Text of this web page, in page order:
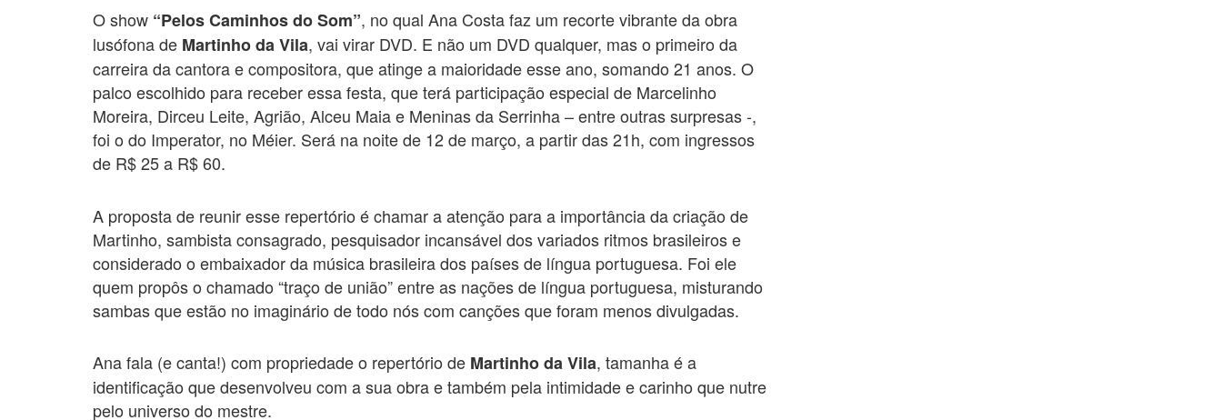
O show “Pelos Caminhos do Som”, no qual Ana Costa faz um recorte vibrante da obra
lusófona de Martinho da Vila, vai virar DVD. E não um DVD qualquer, mas o primeiro da
carreira da cantora e compositora, que atinge a maioridade esse ano, somando 21 anos. O
palco escolhido para receber essa festa, que terá participação especial de Marcelinho
Moreira, Dirceu Leite, Agrião, Alceu Maia e Meninas da Serrinha – entre outras surpresas -,
foi o do Imperator, no Méier. Será na noite de 12 de março, a partir das 21h, com ingressos
de R$ 25 a R$ 60.
A proposta de reunir esse repertório é chamar a atenção para a importância da criação de
Martinho, sambista consagrado, pesquisador incansável dos variados ritmos brasileiros e
considerado o embaixador da música brasileira dos países de língua portuguesa. Foi ele
quem propôs o chamado “traço de união” entre as nações de língua portuguesa, misturando
sambas que estão no imaginário de todo nós com canções que foram menos divulgadas.
Ana fala (e canta!) com propriedade o repertório de Martinho da Vila, tamanha é a
identificação que desenvolveu com a sua obra e também pela intimidade e carinho que nutre
pelo universo do mestre.